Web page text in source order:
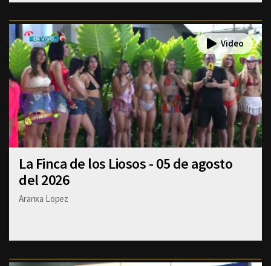
La Finca de los Liosos - 05 de agosto
del 2026
Aranxa Lopez